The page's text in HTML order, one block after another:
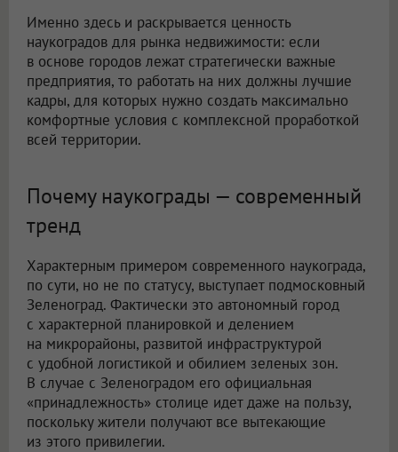
Именно здесь и раскрывается ценность
наукоградов для рынка недвижимости: если
в основе городов лежат стратегически важные
предприятия, то работать на них должны лучшие
кадры, для которых нужно создать максимально
комфортные условия с комплексной проработкой
всей территории.
Почему наукограды — современный
тренд
Характерным примером современного наукограда,
по сути, но не по статусу, выступает подмосковный
Зеленоград. Фактически это автономный город
с характерной планировкой и делением
на микрорайоны, развитой инфраструктурой
с удобной логистикой и обилием зеленых зон.
В случае с Зеленоградом его официальная
«принадлежность» столице идет даже на пользу,
поскольку жители получают все вытекающие
из этого привилегии.